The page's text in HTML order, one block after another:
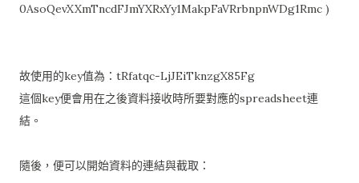
0AsoQevXXmTncdFJmYXRxYy1MakpFaVRrbnpnWDg1Rmc )
故使用的key值為：tRfatqc-LjJEiTknzgX85Fg
這個key便會用在之後資料接收時所要對應的spreadsheet連
結。
隨後，便可以開始資料的連結與截取：